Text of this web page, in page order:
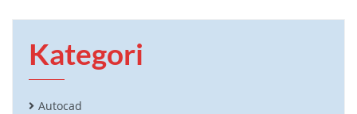
Kategori
Autocad